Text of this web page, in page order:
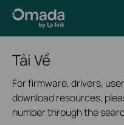
Tải Về
For firmware, drivers,
download resources,
number through the